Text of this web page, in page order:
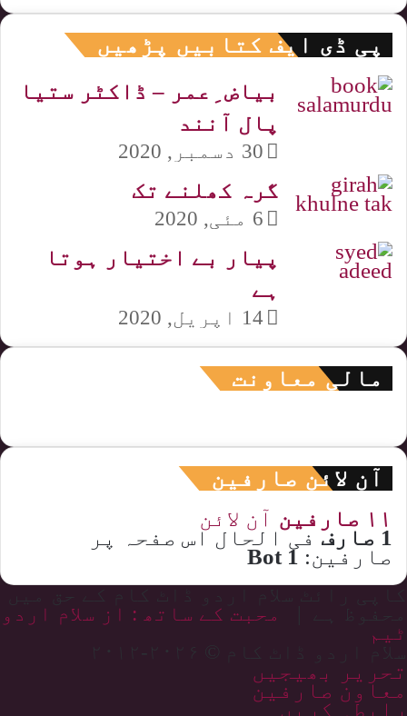
پی ڈی ایف کتابیں پڑھیں
بیاض ِعمر – ڈاکٹر ستیا
پال آنند
30 دسمبر, 2020
گرہ کھلنے تک
6 مئی, 2020
پیار بے اختیار ہوتا
ہے
14 اپریل, 2020
مالی معاونت
آن لائن صارفین
۱۱ صارفین آن لائن
1 صارف فی الحال اس صفحہ پر
صارفین: 1 Bot
محبت کے ساتھ : از سلام اردو
ٹیم
سلام اردو ڈاٹ کام © ۲۰۲۶-۲۰۱۲
تحریر بھیجیں
معاون صارفین
رابطہ کریں